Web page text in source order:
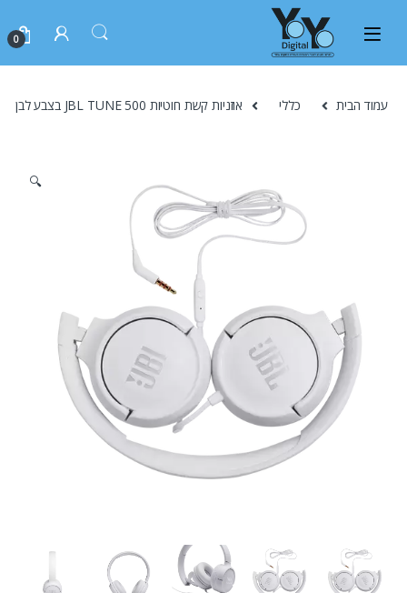
0
עמוד הבית כללי אוזניות קשת חוטיות JBL TUNE 500 בצבע לבן
🔍